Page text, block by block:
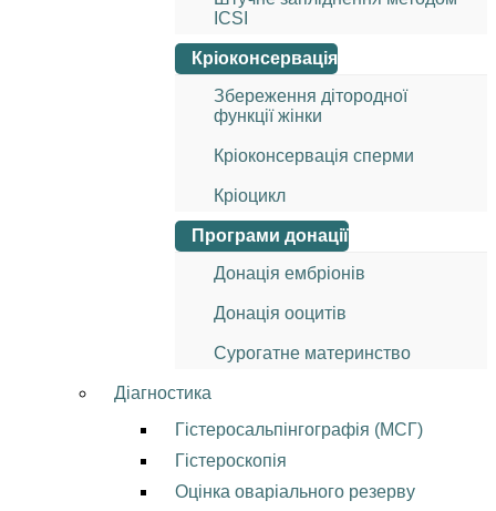
ICSI
Кріоконсервація
Збереження дітородної
функції жінки
Кріоконсервація сперми
Кріоцикл
Програми донації
Донація ембріонів
Донація ооцитів
Сурогатне материнство
Діагностика
Гістеросальпінгографія (МСГ)
Гістероскопія
Оцінка оваріального резерву